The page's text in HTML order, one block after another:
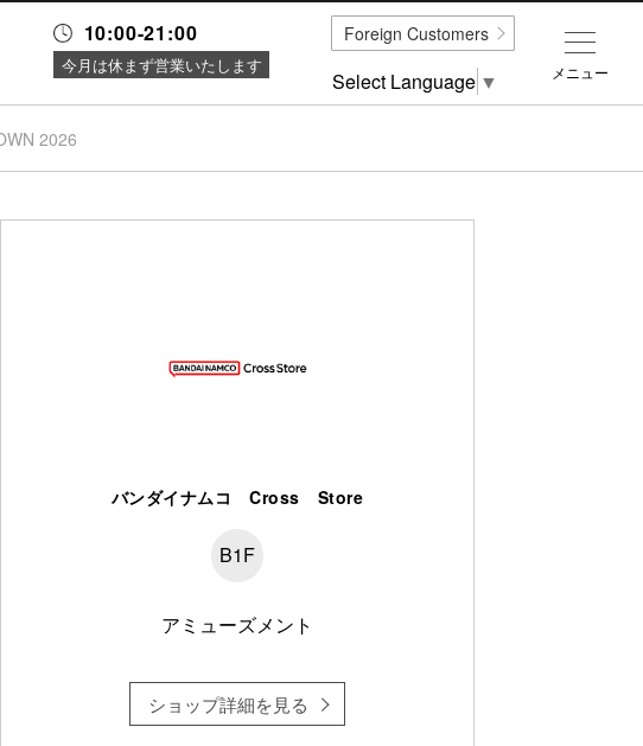
10:00-21:00
今月は休まず営業いたします
2026
バンダイナムコ Cross Store
B1F
アミューズメント
ショップ詳細を見る
メニュー
Foreign Customers
Select Language ▼